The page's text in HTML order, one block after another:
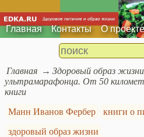
Главная Контакты О проекте
Главная Здоровый образ жизни
ультрамарафонца. От 50
книги
Манн Иванов Фербер
книги о
здоровый образ жизни